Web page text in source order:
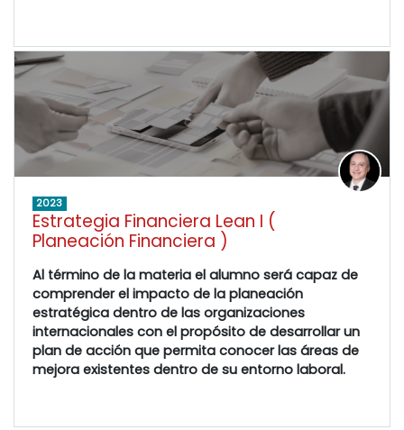
2023
Estrategia Financiera Lean I (
Planeación Financiera )
Al término de la materia el alumno será capaz de
comprender el impacto de la planeación
estratégica dentro de las organizaciones
internacionales con el propósito de desarrollar un
plan de acción que permita conocer las áreas de
mejora existentes dentro de su entorno laboral.